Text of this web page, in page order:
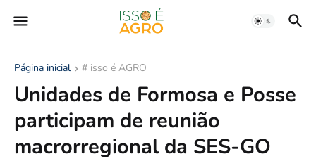
Página inicial # isso é AGRO
Unidades de Formosa e Posse
participam de reunião
macrorregional da SES-GO